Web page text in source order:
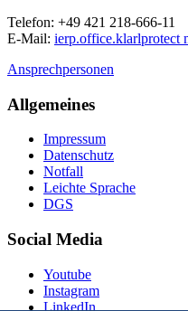
Telefon: +49 421 218-666-11
E-Mail: ierp.office.klarlprotect
Ansprechpersonen
Allgemeines
Impressum
Datenschutz
Notfall
Leichte Sprache
DGS
Social Media
Youtube
Instagram
LinkedIn